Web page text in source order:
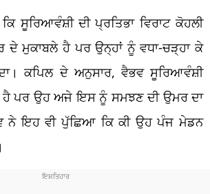
ਸੂਰਿਆਵੰਸ਼ੀ ਦੀ ਪ੍ਰਤਿਭਾ ਵਿਰਾਟ ਕੋਹਲੀ
ਮੁਕਾਬਲੇ ਹੈ ਪਰ ਉਨ੍ਹਾਂ ਨੂੰ ਵਧਾ-ਚੜ੍ਹਾ ਕੇ
ਕਪਿਲ ਦੇ ਅਨੁਸਾਰ, ਵੈਭਵ ਸੂਰਿਆਵੰਸ਼ੀ
ਹੈ ਪਰ ਉਹ ਅਜੇ ਇਸ ਨੂੰ ਸਮਝਣ ਦੀ ਉਮਰ ਦਾ
ਨੇ ਇਹ ਵੀ ਪੁੱਛਿਆ ਕਿ ਕੀ ਉਹ ਪੰਜ ਮੇਡਨ